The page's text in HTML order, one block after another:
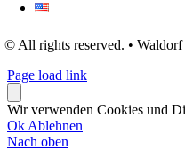
© All rights reserved. •
Page load link
Wir verwenden Cookies und
Ok Ablehnen
Nach oben